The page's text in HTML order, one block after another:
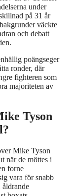
under
på 31 år
väckte
och debatt
poängseger
ronder, där
fighteren som
majoriteten av
Tyson
Mike Tyson
när de möttes i
forne
vara för snabb